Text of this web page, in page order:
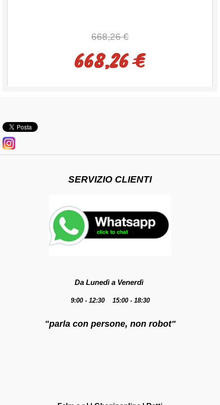
668,26 €
668,26 €
SERVIZIO CLIENTI
Da Lunedì a Venerdì
9:00 - 12:30 15:00 - 18:30
"parla con persone, non robot"